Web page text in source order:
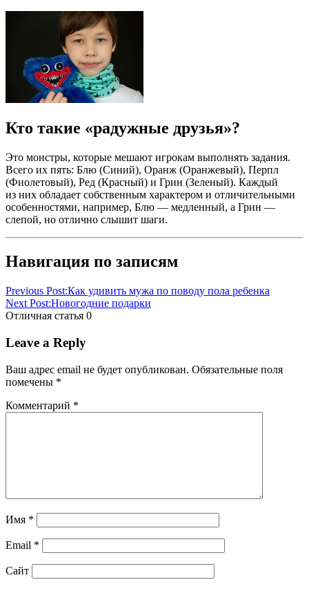
Кто такие «радужные друзья»?
Это монстры, которые мешают игрокам выполнять задания.
Всего их пять: Блю (Синий), Оранж (Оранжевый), Перпл
(Фиолетовый), Ред (Красный) и Грин (Зеленый). Каждый
из них обладает собственным характером и отличительными
особенностями, например, Блю — медленный, а Грин —
слепой, но отлично слышит шаги.
Навигация по записям
Previous Post:Как удивить мужа по поводу пола ребенка
Next Post:Новогодние подарки
Отличная статья 0
Leave a Reply
Ваш адрес email не будет опубликован. Обязательные поля
помечены *
Комментарий *
Имя *
Email *
Сайт